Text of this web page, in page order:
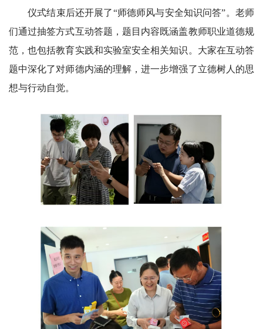
仪式结束后还开展了“师德师风与安全知识问答”。老师
们通过抽签方式互动答题，题目内容既涵盖教师职业道德规
范，也包括教育实践和实验室安全相关知识。大家在互动答
题中深化了对师德内涵的理解，进一步增强了立德树人的思
想与行动自觉。